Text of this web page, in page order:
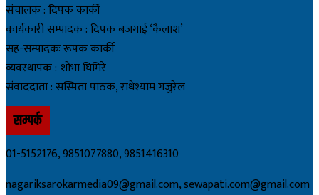
संचालक : दिपक कार्की
कार्यकारी सम्पादक : दिपक बजगाई ‘कैलाश’
सह-सम्पादकः रूपक कार्की
व्यवस्थापक : शोभा घिमिरे
संवाददाता : सस्मिता पाठक, राधेश्याम गजुरेल
सम्पर्क
01-5152176, 9851077880, 9851416310
nagariksarokarmedia09@gmail.com, sewapati.com@gmail.com